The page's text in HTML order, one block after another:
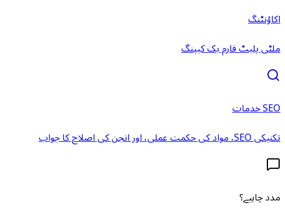
اکاؤنٹنگ
ملٹی پلیٹ فارم بک کیپنگ
SEO خدمات
تکنیکی SEO، مواد کی حکمت عملی، اور انجن کی اصلاح کا جواب
مدد چاہیے؟